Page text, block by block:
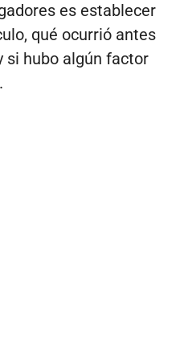
es establecer
qué ocurrió antes
si hubo algún factor